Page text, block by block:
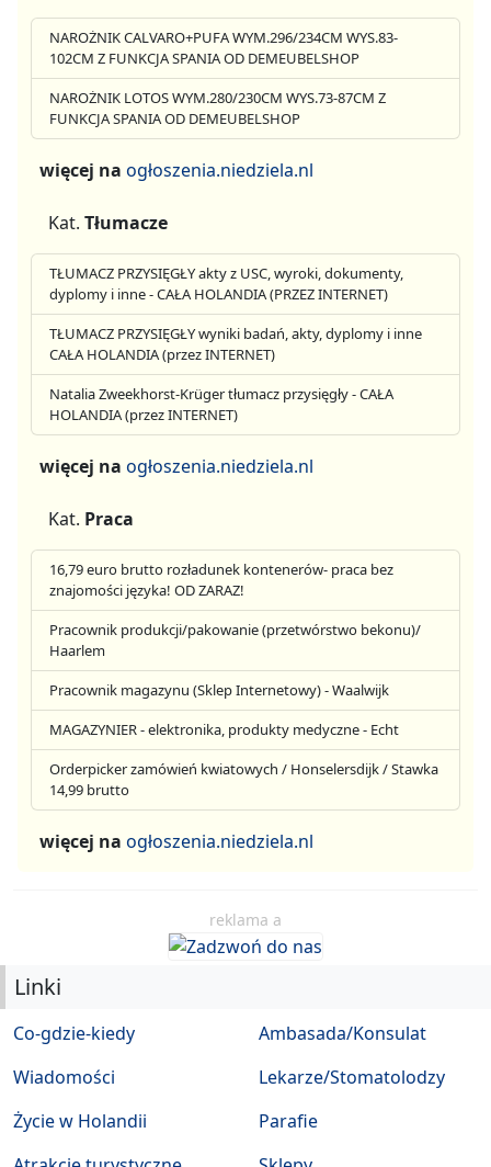
NAROŻNIK CALVARO+PUFA WYM.296/234CM WYS.83-
102CM Z FUNKCJA SPANIA OD DEMEUBELSHOP
NAROŻNIK LOTOS WYM.280/230CM WYS.73-87CM Z
FUNKCJA SPANIA OD DEMEUBELSHOP
więcej na ogłoszenia.niedziela.nl
Kat. Tłumacze
TŁUMACZ PRZYSIĘGŁY akty z USC, wyroki, dokumenty,
dyplomy i inne - CAŁA HOLANDIA (PRZEZ INTERNET)
TŁUMACZ PRZYSIĘGŁY wyniki badań, akty, dyplomy i inne
CAŁA HOLANDIA (przez INTERNET)
Natalia Zweekhorst-Krüger tłumacz przysięgły - CAŁA
HOLANDIA (przez INTERNET)
więcej na ogłoszenia.niedziela.nl
Kat. Praca
16,79 euro brutto rozładunek kontenerów- praca bez
znajomości języka! OD ZARAZ!
Pracownik produkcji/pakowanie (przetwórstwo bekonu)/
Haarlem
Pracownik magazynu (Sklep Internetowy) - Waalwijk
MAGAZYNIER - elektronika, produkty medyczne - Echt
Orderpicker zamówień kwiatowych / Honselersdijk / Stawka
14,99 brutto
więcej na ogłoszenia.niedziela.nl
reklama a
Linki
Co-gdzie-kiedy
Wiadomości
Życie w Holandii
Ambasada/Konsulat
Lekarze/Stomatolodzy
Parafie